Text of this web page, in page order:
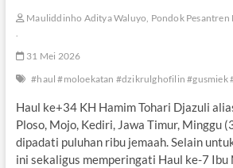
Mauliddinho Aditya Waluyo, Pondok Pesantren
31 Mei 2026
#haul #moloekatan #dzikrulghofilin #gusmiek
Haul ke+34 KH Hamim Tohari Djazuli
Ploso, Mojo, Kediri, Jawa Timur, Minggu
dipadati puluhan ribu jemaah. Selain
ini sekaligus memperingati Haul ke-7 Ibu